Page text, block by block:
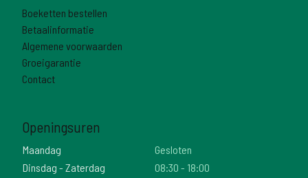
Boeketten bestellen
Betaalinformatie
Algemene voorwaarden
Groeigarantie
Contact
Openingsuren
Maandag
Gesloten
Dinsdag - Zaterdag
08:30 - 18:00